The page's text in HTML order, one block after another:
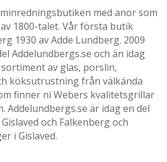
med anor som
1800-talet. Vår första butik
1930 av Adde Lundberg. 2009
Addelundbergs.se och än idag
av glas, porslin,
köksutrustning från välkända
finner ni Webers kvalitetsgrillar
Addelundbergs.se är idag en del
och Falkenberg och
i Gislaved.